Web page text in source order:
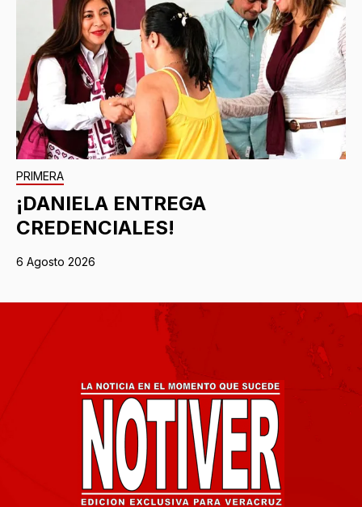
PRIMERA
¡DANIELA ENTREGA
CREDENCIALES!
6 Agosto 2026